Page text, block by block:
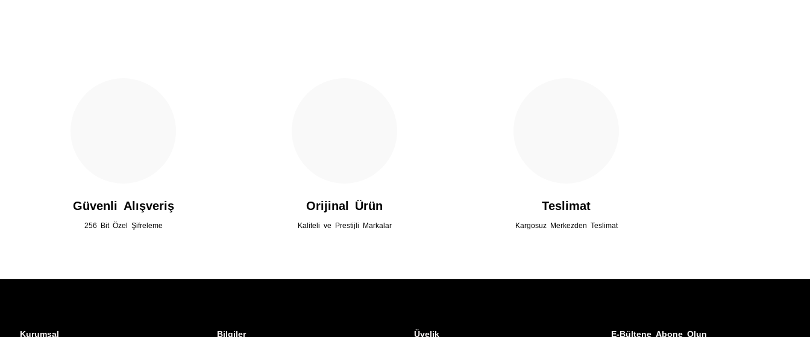
Güvenli Alışveriş
256 Bit Özel Şifreleme
Orijinal Ürün
Kaliteli ve Prestijli Markalar
Teslimat
Kargosuz Merkezden Teslimat
Kurumsal Bilgiler Üyelik E-Bültene Abone Olun